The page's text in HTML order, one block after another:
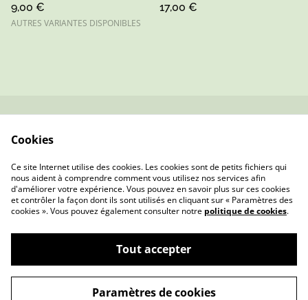
9,00 €
AUTRES VARIANTES DISPONIBLES
17,00 €
confidentialité
©2026
Mme Pois — Bijoux & Cadeaux Faits Main en
Sarthe
Cookies
Ce site Internet utilise des cookies. Les cookies sont de petits fichiers qui
nous aident à comprendre comment vous utilisez nos services afin
d'améliorer votre expérience. Vous pouvez en savoir plus sur ces cookies
et contrôler la façon dont ils sont utilisés en cliquant sur « Paramètres des
cookies ». Vous pouvez également consulter notre politique de cookies.
Tout accepter
Paramètres de cookies